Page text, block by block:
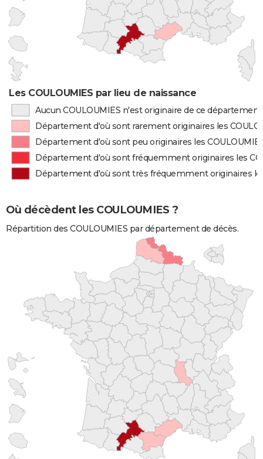
Les COULOUMIES par lieu de naissance
Aucun COULOUMIES n'est originaire de ce département
Département d'où sont rarement originaires les
Département d'où sont peu originaires les
Département d'où sont fréquemment originaires les
Département d'où sont très fréquemment originaires
Où décèdent les COULOUMIES ?
Répartition des COULOUMIES par département de décès.